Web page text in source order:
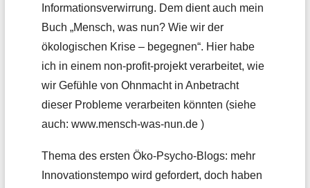
Informationsverwirrung. Dem dient auch mein
Buch „Mensch, was nun? Wie wir der
ökologischen Krise – begegnen“. Hier habe
ich in einem non-profit-projekt verarbeitet, wie
wir Gefühle von Ohnmacht in Anbetracht
dieser Probleme verarbeiten könnten (siehe
auch: www.mensch-was-nun.de )
Thema des ersten Öko-Psycho-Blogs: mehr
Innovationstempo wird gefordert, doch haben